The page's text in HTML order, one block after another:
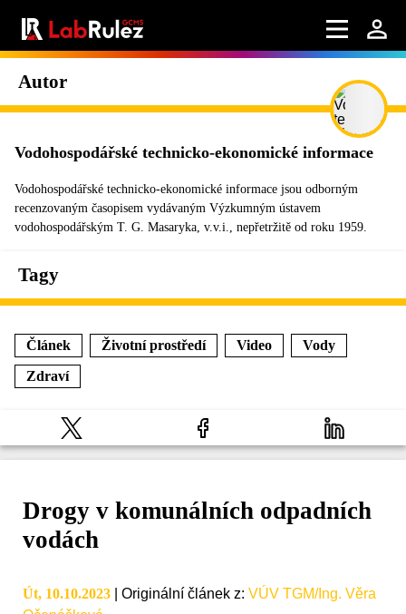
Autor
Vodohospodářské technicko-ekonomické informace
Vodohospodářské technicko-ekonomické informace jsou odborným
recenzovaným časopisem vydávaným Výzkumným ústavem
vodohospodářským T. G. Masaryka, v.v.i., nepřetržitě od roku 1959.
Tagy
Článek Životní prostředí Video
Vody
Zdraví
Drogy v komunálních odpadních
vodách
Út, 10.10.2023 Originální článek z: VÚV TGM/Ing. Věra